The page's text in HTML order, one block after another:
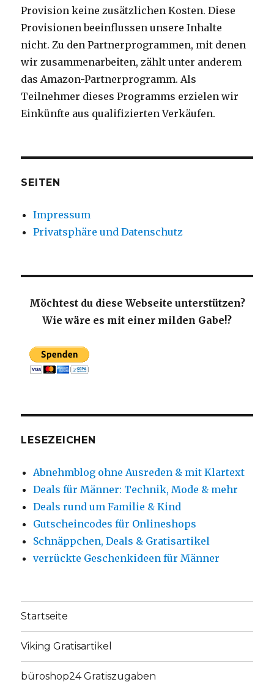
Provision keine zusätzlichen Kosten. Diese
Provisionen beeinflussen unsere Inhalte
nicht. Zu den Partnerprogrammen, mit denen
wir zusammenarbeiten, zählt unter anderem
das Amazon-Partnerprogramm. Als
Teilnehmer dieses Programms erzielen wir
Einkünfte aus qualifizierten Verkäufen.
SEITEN
Impressum
Privatsphäre und Datenschutz
Möchtest du diese Webseite unterstützen?
Wie wäre es mit einer milden Gabe!?
LESEZEICHEN
Abnehmblog ohne Ausreden & mit Klartext
Deals für Männer: Technik, Mode & mehr
Deals rund um Familie & Kind
Gutscheincodes für Onlineshops
Schnäppchen, Deals & Gratisartikel
verrückte Geschenkideen für Männer
Startseite
Viking Gratisartikel
büroshop24 Gratiszugaben